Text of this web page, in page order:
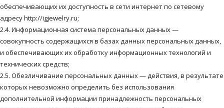
обеспечивающих их доступность в сети интернет по сетевому
адресу http://igjewelry.ru;
2.4. Информационная система персональных данных —
совокупность содержащихся в базах данных персональных данных,
и обеспечивающих их обработку информационных технологий и
технических средств;
2.5. Обезличивание персональных данных — действия, в результате
которых невозможно определить без использования
дополнительной информации принадлежность персональных